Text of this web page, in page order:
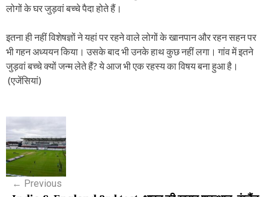
लोगों के घर जुड़वां बच्चे पैदा होते हैं।
इतना ही नहीं विशेषज्ञों ने यहां पर रहने वाले लोगों के खानपान और रहन सहन पर
भी गहन अध्ययन किया। उसके बाद भी उनके हाथ कुछ नहीं लगा। गांव में इतने
जुड़वां बच्चे क्यों जन्म लेते हैं? ये आज भी एक रहस्य का विषय बना हुआ है।
(एजेंसियां)
P
o
s
← Previous